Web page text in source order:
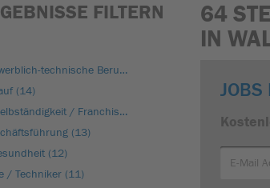
FILTERN
Handwerk / gewerblich-technische Berufe (17)
(14)
Freiberufler / Selbständigkeit / Franchise (14)
(13)
(12)
/ Techniker (11)
64
IN
JOBS